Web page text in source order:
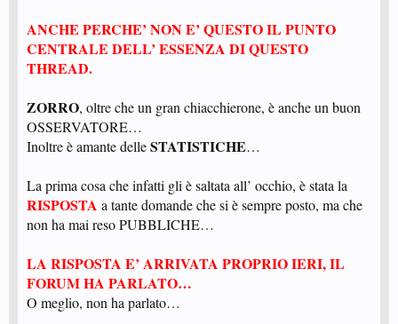
ANCHE PERCHE’ NON E’ QUESTO IL PUNTO
CENTRALE DELL’ ESSENZA DI QUESTO
THREAD.
ZORRO, oltre che un gran chiacchierone, è anche un buon
OSSERVATORE…
Inoltre è amante delleSTATISTICHE…
La prima cosa che infatti gli è saltata all’ occhio, è stata la
RISPOSTA a tante domande che si è sempre posto, ma che
non ha mai reso PUBBLICHE…
LA RISPOSTA E’ ARRIVATA PROPRIO IERI, IL
FORUM HA PARLATO…
O meglio, non ha parlato…